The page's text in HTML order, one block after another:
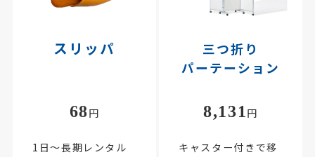
スリッパ
68円
1日～長期レンタル
三つ折り
パーテーション
8,131 円
キャスター付きで移